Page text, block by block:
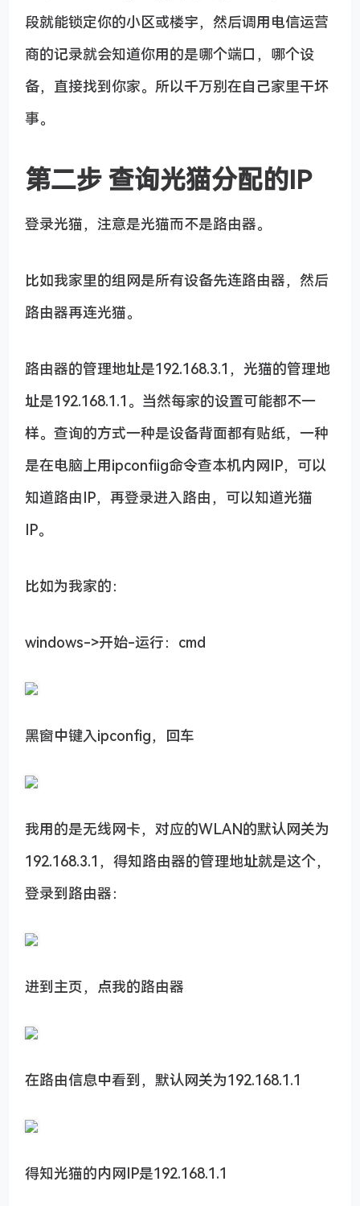
段就能锁定你的小区或楼宇，然后调用电信运营
商的记录就会知道你用的是哪个端口，哪个设
备，直接找到你家。所以千万别在自己家里干坏
事。
第二步 查询光猫分配的IP
登录光猫，注意是光猫而不是路由器。
比如我家里的组网是所有设备先连路由器，然后
路由器再连光猫。
路由器的管理地址是192.168.3.1，光猫的管理地
址是192.168.1.1。当然每家的设置可能都不一
样。查询的方式一种是设备背面都有贴纸，一种
是在电脑上用ipconfiig命令查本机内网IP，可以
知道路由IP，再登录进入路由，可以知道光猫
IP。
比如为我家的：
windows->开始-运行：cmd
黑窗中键入ipconfig，回车
我用的是无线网卡，对应的WLAN的默认网关为
192.168.3.1，得知路由器的管理地址就是这个，
登录到路由器：
进到主页，点我的路由器
在路由信息中看到，默认网关为192.168.1.1
得知光猫的内网IP是192.168.1.1